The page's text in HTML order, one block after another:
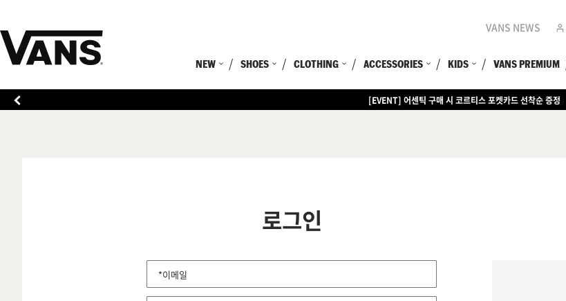
VANS NEWS
NEW SHOES CLOTHING ACCESSORIES KIDS VANS PREMIUM
[EVENT] 어센틱 구매 시 코르티스 포켓카드 선착순 증정
로그인
*이메일